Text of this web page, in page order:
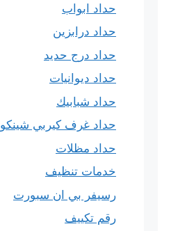
حداد ابواب
حداد درابزين
حداد درج حديد
حداد ديوانيات
حداد شبابيك
حداد غرف كيربي شينكو
حداد مظلات
خدمات تنظيف
رسيفر بي ان سبورت
رقم تكييف